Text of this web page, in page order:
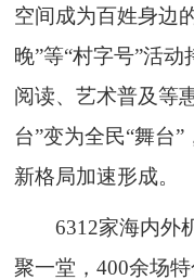
空间成为百姓身边
晚”等“村字号”活
阅读、艺术普及等
台”变为全民“舞台
新格局加速形成。
6312家海内外
聚一堂，400余场